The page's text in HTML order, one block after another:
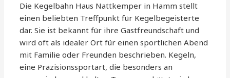
Die Kegelbahn Haus Nattkemper in Hamm stellt
einen beliebten Treffpunkt für Kegelbegeisterte
dar. Sie ist bekannt für ihre Gastfreundschaft und
wird oft als idealer Ort für einen sportlichen Abend
mit Familie oder Freunden beschrieben. Kegeln,
eine Präzisionssportart, die besonders an